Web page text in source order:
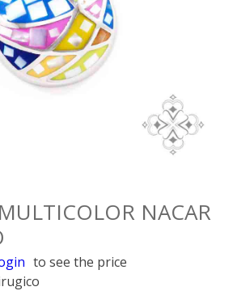
NACAR
to see the price